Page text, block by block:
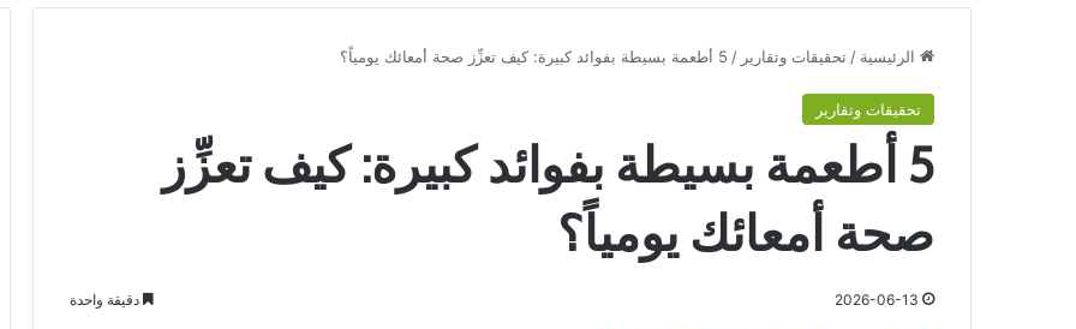
الرئيسية / تحقيقات وتقارير / 5 أطعمة بسيطة بفوائد كبيرة: كيف تعزِّز صحة أمعائك يومياً؟
تحقيقات وتقارير
5 أطعمة بسيطة بفوائد كبيرة: كيف تعزِّز
صحة أمعائك يومياً؟
2026-06-13 دقيقة واحدة